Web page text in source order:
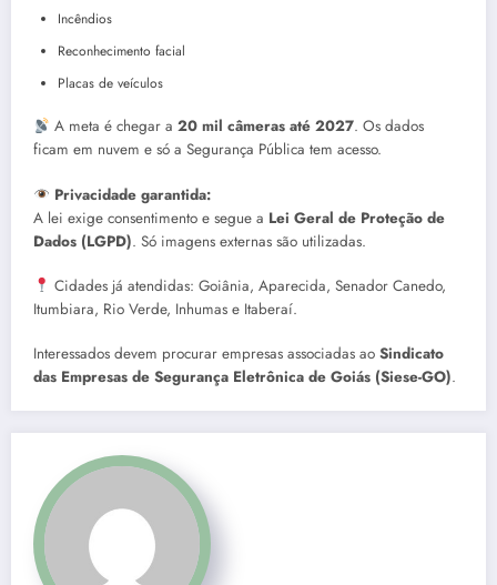
Incêndios
Reconhecimento facial
Placas de veículos
A meta é chegar a20 mil câmeras até 2027. Os dados
ficam em nuvem e só a Segurança Pública tem acesso.
Privacidade garantida:
A lei exige consentimento e segue a Lei Geral de Proteção de
Dados (LGPD). Só imagens externas são utilizadas.
Cidades já atendidas: Goiânia, Aparecida, Senador Canedo,
Itumbiara, Rio Verde, Inhumas e Itaberaí.
Interessados devem procurar empresas associadas ao Sindicato
das Empresas de Segurança Eletrônica de Goiás (Siese-GO).